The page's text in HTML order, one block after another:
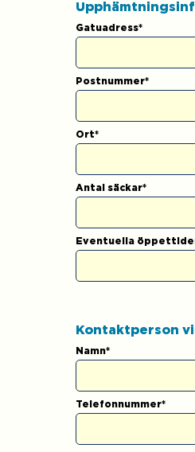
Gatuadress*
Postnummer*
Ort*
Antal säckar*
Eventuella
Kontaktperson
Namn*
Telefonnummer*